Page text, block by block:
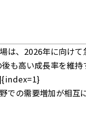
は、2026年に向け
も高い成長率を維持
での需要増加が相互